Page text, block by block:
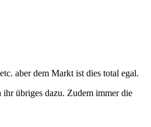
aber dem Markt ist dies total egal.
übriges dazu. Zudem immer die